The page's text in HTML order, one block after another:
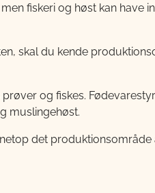
fiskeri og høst kan have
skal du kende
og fiskes.
muslingehøst.
det produktionsområde